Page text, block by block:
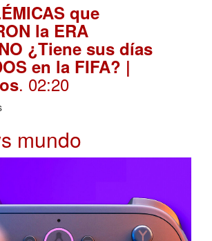
que
la ERA
¿Tiene sus días
en la FIFA? |
. 02:20
mundo